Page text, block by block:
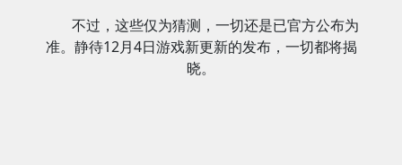
不过，这些仅为猜测，一切还是已官方公布为
准。静待12月4日游戏新更新的发布，一切都将揭
晓。